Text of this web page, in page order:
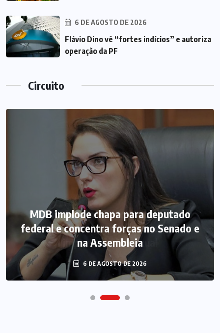
6 DE AGOSTO DE 2026
Flávio Dino vê “fortes indícios” e autoriza
operação da PF
Circuito
MDB implode chapa para deputado
federal e concentra forças no Senado e
na Assembleia
6 DE AGOSTO DE 2026